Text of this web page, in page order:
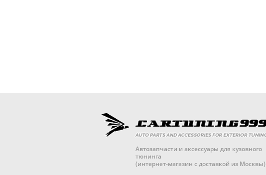
Автозапчасти и аксессуары для кузовного
тюнинга
(интернет-магазин с доставкой из Москвы)